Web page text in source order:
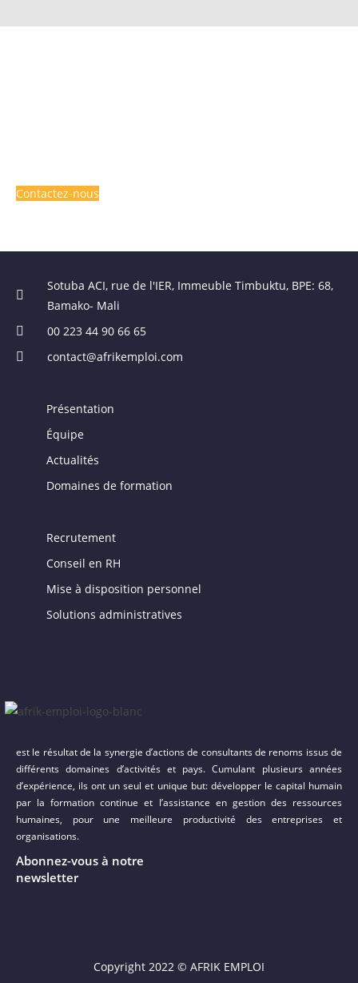
Contactez-nous
Sotuba ACI, rue de l'IER, Immeuble Timbuktu, BPE: 68,
Bamako- Mali
00 223 44 90 66 65
contact@afrikemploi.com
Présentation
Équipe
Actualités
Domaines de formation
Recrutement
Conseil en RH
Mise à disposition personnel
Solutions administratives
est le résultat de la synergie d’actions de consultants de renoms issus de
différents domaines d’activités et pays. Cumulant plusieurs années
d’expérience, ils ont un seul et unique but: développer le capital humain
par la formation continue et l’assistance en gestion des ressources
humaines, pour une meilleure productivité des entreprises et
organisations.
Abonnez-vous à notre
newsletter
Copyright 2022 © AFRIK EMPLOI